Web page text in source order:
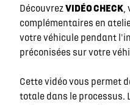
DécouvrezVIDÉO CHECK,
complémentaires en
votre véhicule pendant
préconisées sur votre
Cette vidéo vous permet
totale dans le processus.